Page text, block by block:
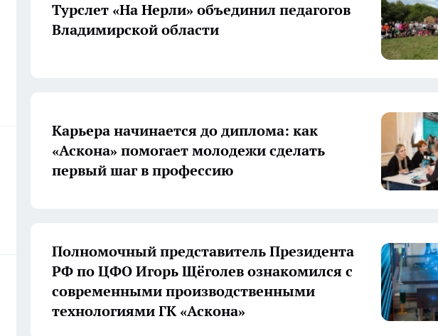
Турслет «На Нерли» объединил педагогов
Владимирской области
Карьера начинается до диплома: как
«Аскона» помогает молодежи сделать
первый шаг в профессию
Полномочный представитель Президента
РФ по ЦФО Игорь Щёголев ознакомился с
современными производственными
технологиями ГК «Аскона»